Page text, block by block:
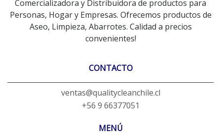
Comercializadora y Distribuidora de productos para
Personas, Hogar y Empresas. Ofrecemos productos de
Aseo, Limpieza, Abarrotes. Calidad a precios
convenientes!
CONTACTO
ventas@qualitycleanchile.cl
+56 9 66377051
MENÚ